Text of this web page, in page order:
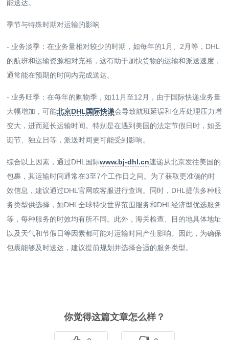
能送达。
季节与特殊时期对运输的影响
- 业务淡季：在业务量相对较少的时期，如每年的1月、2月等，DHL
的航班和运输资源相对充裕，这有助于加快货物的运输和派送速度，
通常能在预期的时间内完成送达。
- 业务旺季：在每年的购物季，如11月至12月，由于国际快递业务量
大幅增加，可能北京DHL国际快递会导致航班延误和仓库处理压力增
变大，进而延长运输时间。特别是在遇到美国的法定节假日时，如圣
诞节、独立日等，派送时间更可能受到影响。
综合以上因素，通过DHL国际www.bj-dhl.cn速递从北京发往美国的
包裹，其运输时间通常在3至7个工作日之间。为了获取更准确的时
效信息，建议通过DHL官网或客服进行查询。同时，DHL提供多种服
务类型供选择，如DHL全球特快世界范围服务和DHL经济型优选服务
等，每种服务的时效均有所不同。此外，海关检查、目的地具体地址
以及天气和节假日等因素都可能对运输时间产生影响。因此，为确保
包裹能够及时送达，建议提前规划并选择合适的服务类型。
你觉得这篇文章怎么样？